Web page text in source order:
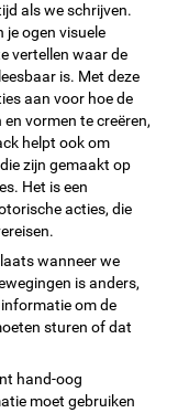
als we schrijven.
je ogen visuele
vertellen waar de
is. Met deze
aan voor hoe de
vormen te creëren,
helpt ook om
zijn gemaakt op
Het is een
acties, die
wanneer we
is anders,
om de
sturen of dat
hand-oog
moet gebruiken